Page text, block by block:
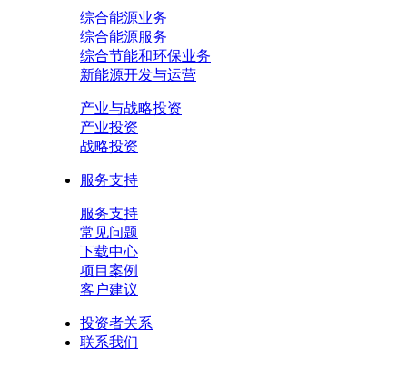
综合能源业务
综合能源服务
综合节能和环保业务
新能源开发与运营
产业与战略投资
产业投资
战略投资
服务支持
服务支持
常见问题
下载中心
项目案例
客户建议
投资者关系
联系我们